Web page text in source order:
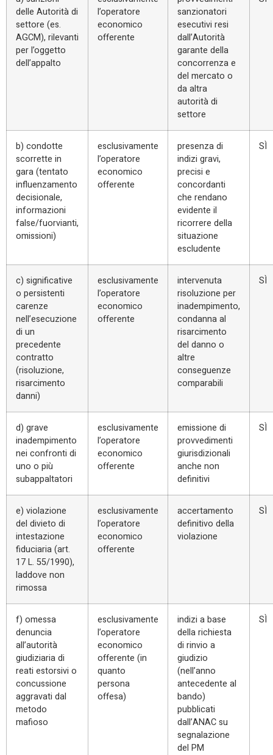
delle Autorità di
settore (es.
AGCM), rilevanti
per l’oggetto
dell’appalto
l’operatore
economico
offerente
sanzionatori
esecutivi resi
dall’Autorità
garante della
concorrenza e
del mercato o
da altra
autorità di
settore
b) condotte
scorrette in
gara (tentato
influenzamento
decisionale,
informazioni
false/fuorvianti,
omissioni)
esclusivamente
l’operatore
economico
offerente
presenza di
indizi gravi,
precisi e
concordanti
che rendano
evidente il
ricorrere della
situazione
escludente
SÌ
c) significative
o persistenti
carenze
nell’esecuzione
di un
precedente
contratto
(risoluzione,
risarcimento
danni)
esclusivamente
l’operatore
economico
offerente
intervenuta
risoluzione per
inadempimento,
condanna al
risarcimento
del danno o
altre
conseguenze
comparabili
SÌ
d) grave
inadempimento
nei confronti di
uno o più
subappaltatori
esclusivamente
l’operatore
economico
offerente
emissione di
provvedimenti
giurisdizionali
anche non
definitivi
SÌ
e) violazione
del divieto di
intestazione
fiduciaria (art.
17 L. 55/1990),
laddove non
rimossa
esclusivamente
l’operatore
economico
offerente
accertamento
definitivo della
violazione
SÌ
f) omessa
denuncia
all’autorità
giudiziaria di
reati estorsivi o
concussione
aggravati dal
metodo
mafioso
esclusivamente
l’operatore
economico
offerente (in
quanto
persona
offesa)
indizi a base
della richiesta
di rinvio a
giudizio
(nell’anno
antecedente al
bando)
pubblicati
dall’ANAC su
segnalazione
del PM
SÌ